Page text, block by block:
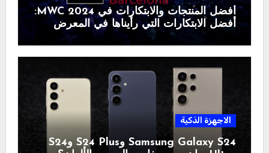
أفضل المنتجات والابتكارات في MWC 2024:
أفضل الابتكارات التي رأيناها في المعرض
الاجهزة الذكية
Samsung Galaxy S24 وS24 Plus وS24